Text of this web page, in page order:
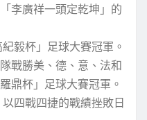
李廣祥一頭定乾坤」的
毅杯」足球大賽冠軍。
戰勝美、德、意、法和
鼎杯」足球大賽冠軍。
四戰四捷的戰績挫敗日